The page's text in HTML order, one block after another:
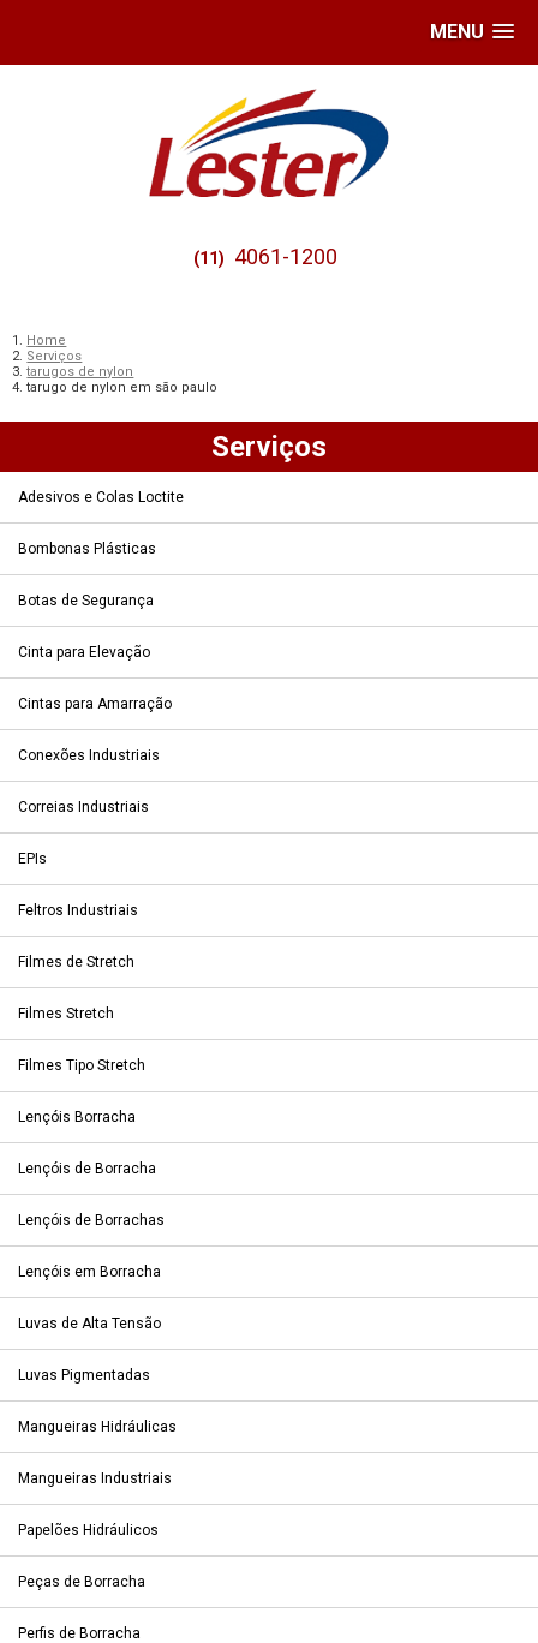
MENU
(11) 4061-1200
Home
Serviços
tarugos de nylon
tarugo de nylon em são paulo
Serviços
Adesivos e Colas Loctite
Bombonas Plásticas
Botas de Segurança
Cinta para Elevação
Cintas para Amarração
Conexões Industriais
Correias Industriais
EPIs
Feltros Industriais
Filmes de Stretch
Filmes Stretch
Filmes Tipo Stretch
Lençóis Borracha
Lençóis de Borracha
Lençóis de Borrachas
Lençóis em Borracha
Luvas de Alta Tensão
Luvas Pigmentadas
Mangueiras Hidráulicas
Mangueiras Industriais
Papelões Hidráulicos
Peças de Borracha
Perfis de Borracha